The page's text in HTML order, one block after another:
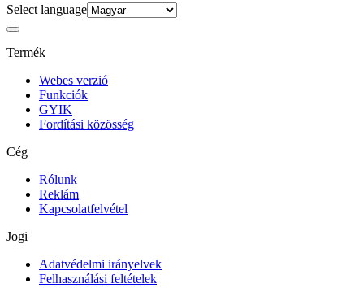
Select language
Termék
Webes verzió
Funkciók
GYIK
Fordítási közösség
Cég
Rólunk
Reklám
Kapcsolatfelvétel
Jogi
Adatvédelmi irányelvek
Felhasználási feltételek